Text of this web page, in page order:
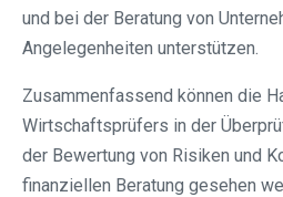
und bei der Beratung von
Angelegenheiten unterstützen.
Zusammenfassend können die
Wirtschaftsprüfers in der
der Bewertung von Risiken und
finanziellen Beratung gesehen